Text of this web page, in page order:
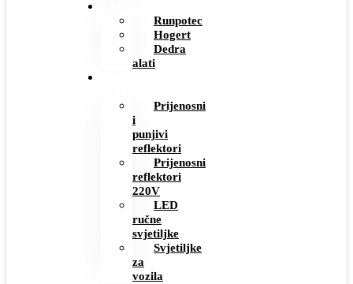
Runpotec
Hogert
Dedra
alati
Prijenosni
i
punjivi
reflektori
Prijenosni
reflektori
220V
LED
ručne
svjetiljke
Svjetiljke
za
vozila